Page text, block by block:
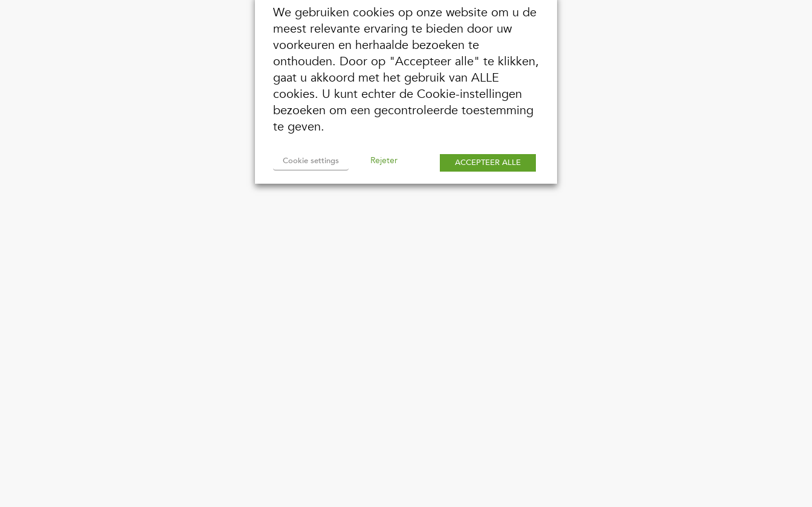
We gebruiken cookies op onze website om u de
meest relevante ervaring te bieden door uw
voorkeuren en herhaalde bezoeken te
onthouden. Door op "Accepteer alle" te klikken,
gaat u akkoord met het gebruik van ALLE
cookies. U kunt echter de Cookie-instellingen
bezoeken om een gecontroleerde toestemming
te geven.
Cookie settings Rejeter ACCEPTEER ALLE